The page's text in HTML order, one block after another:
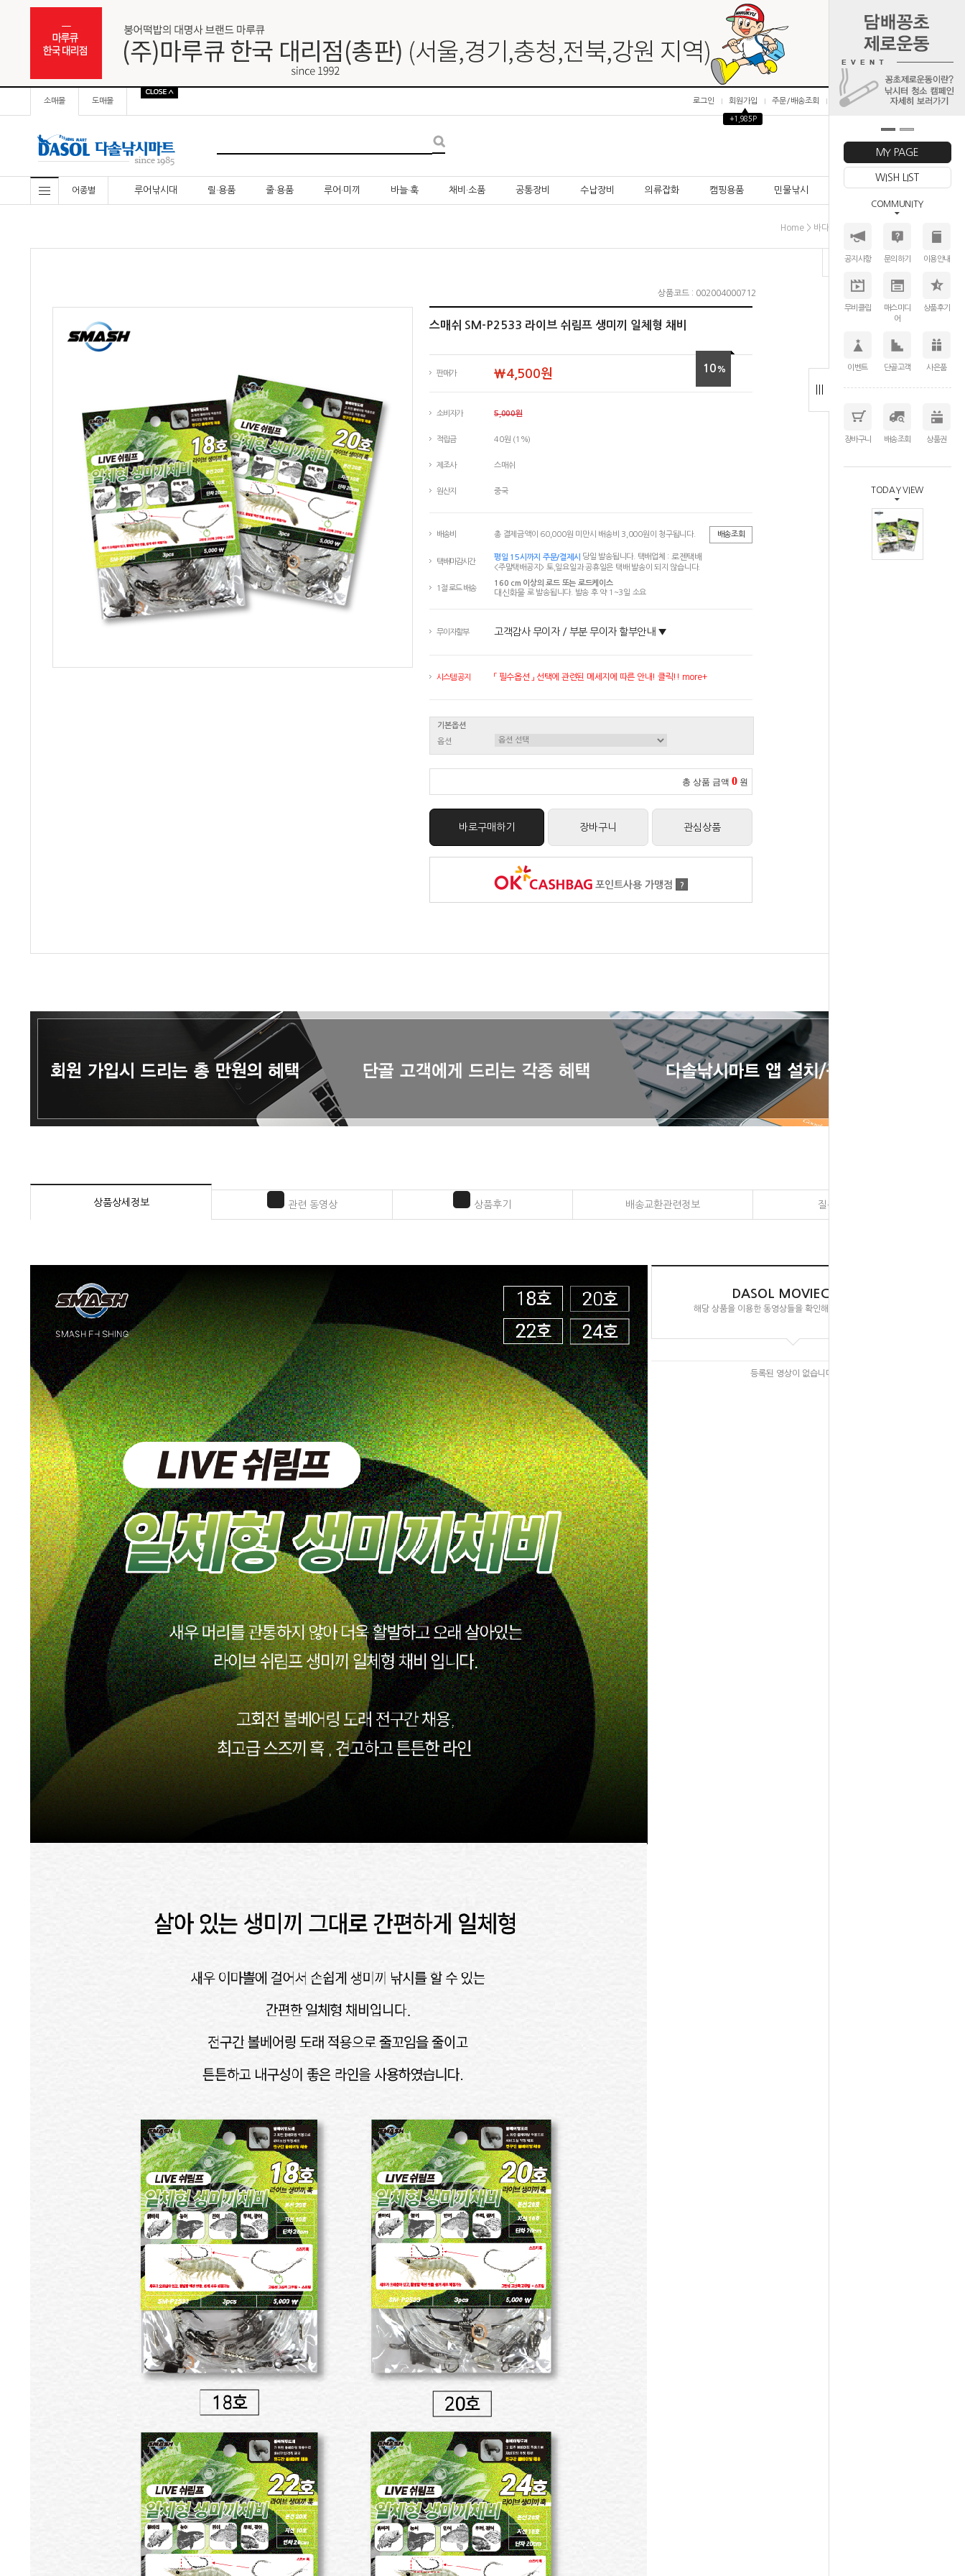
MY PAGE
WISH LIST
COMMUNITY
공지사항 문의하기 이용안내
무비클립
매스미디
어
상품후기
이벤트 단골고객 사은품
장바구니 배송조회 상품권
TODAY VIEW
소매몰 도매몰 로그인 회원가입
▲
+1,985P
주문/배송조회 마이페이지
어종별 루어낚시대 릴·용품 줄·용품 루어·미끼 바늘·훅 채비·소품 공통장비 수납장비 의류잡화 캠핑용품 민물낚시 바다낚시
Home > 바다낚시
상품코드 : 002004000712
스매쉬 SM-P2533 라이브 쉬림프 생미끼 일체형 채비
판매가 ￦4,500원 10%
소비자가 5,000원
적립금 40원 (1%)
제조사 스매쉬
원산지 중국
배송비 총 결제금액이 60,000원 미만시 배송비 3,000원이 청구됩니다. 배송조회
택배마감시간
평일 15시까지 주문/결제시 당일 발송됩니다. 택배업체 : 로젠택배
<주말택배공지> 토,일요일과 공휴일은 택배 발송이 되지 않습니다.
1절 로드 배송
160 cm 이상의 로드 또는 로드케이스
대신화물 로 발송됩니다. 발송 후 약 1~3일 소요
무이자할부 고객감사 무이자 / 부분 무이자 할부안내 ▼
시스템 공지 「 필수옵션 」 선택에 관련된 메세지에 따른 안내! 클릭!! more+
기본옵션
옵션
총 상품 금액 0 원
바로구매하기 장바구니 관심상품
포인트사용 가맹점 ?
상품상세정보 관련 동영상 상품후기 배송교환관련정보 질문과 대답
DASOL MOVIECLIPS
해당 상품을 이용한 동영상들을 확인해 보실 수 있습니다.
등록된 영상이 없습니다.